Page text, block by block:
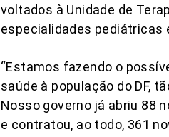
voltados à Unidade de
especialidades pediátricas
“Estamos fazendo o
saúde à população do DF,
Nosso governo já abriu 88
e contratou, ao todo, 361